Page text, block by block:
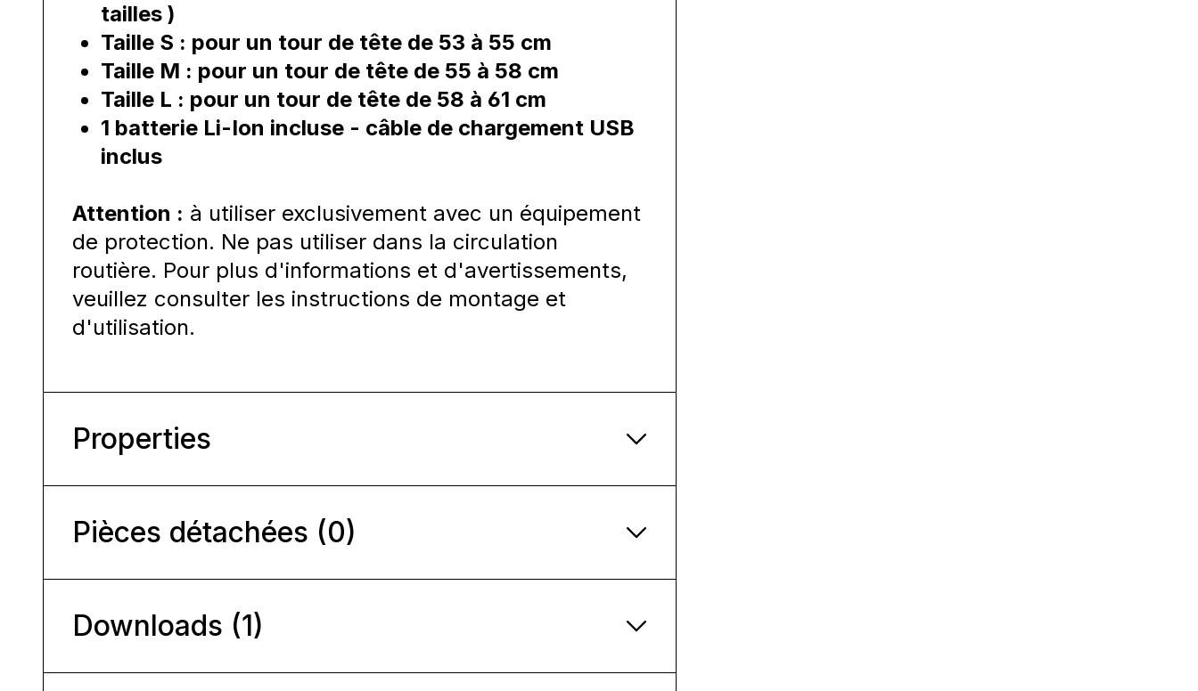
tailles )
Taille S : pour un tour de tête de 53 à 55 cm
Taille M : pour un tour de tête de 55 à 58 cm
Taille L : pour un tour de tête de 58 à 61 cm
1 batterie Li-Ion incluse - câble de chargement USB
inclus
Attention : à utiliser exclusivement avec un équipement
de protection. Ne pas utiliser dans la circulation
routière. Pour plus d'informations et d'avertissements,
veuillez consulter les instructions de montage et
d'utilisation.
Properties
Pièces détachées (0)
Downloads (1)